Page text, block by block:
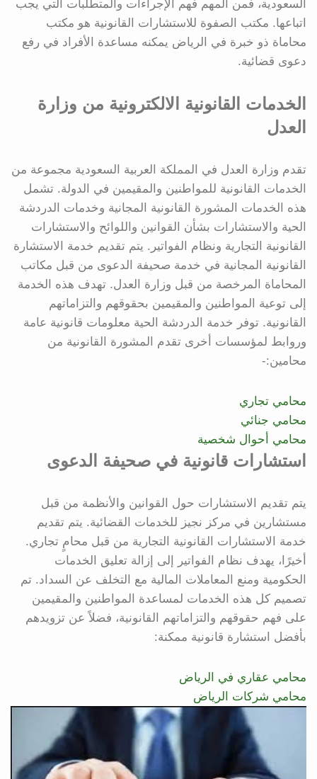
السعودية، فمن المهم فهم الإجراءات والمتطلبات التي يجب
اتباعها. مكتب الصفوة للاستشارات القانونية هو مكتب
محاماة ذو خبرة في الرياض يمكنه مساعدة الأفراد في رفع
دعوى قضائية.
الخدمات القانونية الالكترونية من وزارة
العدل
تقدم وزارة العدل في المملكة العربية السعودية مجموعة من
الخدمات القانونية للمواطنين والمقيمين في الدولة. تشمل
هذه الخدمات المشورة القانونية المجانية وخدمات الدردشة
الحية والاستشارات بشأن القوانين واللوائح والاستشارات
القانونية التجارية ونظام الفواتير. يتم تقديم خدمة الاستشارة
القانونية المجانية في خدمة صحيفة الدعوى من قبل مكاتب
المحاماة المرخصة من قبل وزارة العدل. تهدف هذه الخدمة
إلى توعية المواطنين والمقيمين بحقوقهم والتزاماتهم
القانونية. توفر خدمة الدردشة الحية معلومات قانونية عامة
وروابط لمؤسسات أخرى تقدم المشورة القانونية من
محامين:-
محامي تجاري
محامي جنائي
محامي أحوال شخصية
استشارات قانونية في صحيفة الدعوى
يتم تقديم الاستشارات حول القوانين والأنظمة من قبل
مستشارين في مركز نجيز للخدمات القضائية. يتم تقديم
خدمة الاستشارات القانونية التجارية من قبل محامٍ تجاري.
أخيرًا، يهدف نظام الفواتير إلى إزالة تعليق الخدمات
الحكومية ومنع المعاملات المالية مع التخلف عن السداد. تم
تصميم كل هذه الخدمات لمساعدة المواطنين والمقيمين
على فهم حقوقهم والتزاماتهم القانونية، فضلاً عن تزويدهم
بأفضل استشارة قانونية ممكنة:
محامي عقاري في الرياض
محامي شركات الرياض